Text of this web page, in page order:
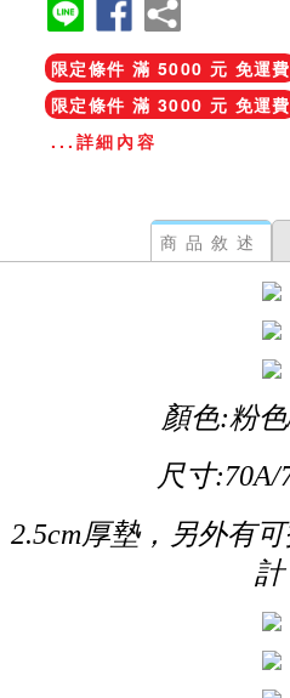
限定條件 滿 5000 元 免運費
限定條件 滿 3000 元 免運費
...詳細內容
商品敘述